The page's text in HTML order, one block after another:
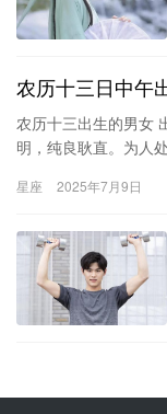
农历十三日中午
农历十三出生的男女
明，纯良耿直。为人
十…
星座 2025年7月9日